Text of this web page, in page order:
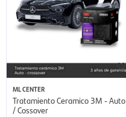
ML CENTER
Tratamiento Ceramico 3M - Auto
/ Cossover